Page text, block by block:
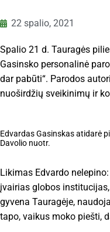
22 spalio, 2021
Spalio 21 d. Tauragės
Gasinsko personalinė
dar pabūti“. Parodos
nuoširdžių sveikinimų ir
Edvardas Gasinskas atidarė
Davolio nuotr.
Likimas Edvardo
įvairias globos
gyvena Tauragėje,
tapo, vaikus moko piešti,